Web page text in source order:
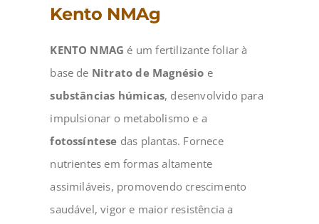
Kento NMAg
KENTO NMAG é um fertilizante foliar à
base de Nitrato de Magnésio e
substâncias húmicas, desenvolvido para
impulsionar o metabolismo e a
fotossíntese das plantas. Fornece
nutrientes em formas altamente
assimiláveis, promovendo crescimento
saudável, vigor e maior resistência a